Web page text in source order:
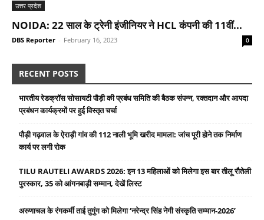
उत्तर प्रदेश
NOIDA: 22 साल के ट्रेनी इंजीनियर ने HCL कंपनी की 11वीं...
DBS Reporter - February 16, 2023 0
RECENT POSTS
भारतीय रेडक्रॉस सोसायटी पौड़ी की प्रबंध समिति की बैठक संपन्न, रक्तदान और आपदा
प्रबंधन कार्यक्रमों पर हुई विस्तृत चर्चा
पौड़ी गढ़वाल के ऐराड़ी गांव की 112 नाली भूमि खरीद मामला: जांच पूरी होने तक निर्माण
कार्य पर लगी रोक
TILU RAUTELI AWARDS 2026: इन 13 महिलाओं को मिलेगा इस बार तीलू रौतेली
पुरस्कार, 35 को आंगनबाड़ी सम्मान, देखें लिस्ट
अरुणाचल के रंगकर्मी ताई तुगुंग को मिलेगा ‘नरेन्द्र सिंह नेगी संस्कृति सम्मान-2026’